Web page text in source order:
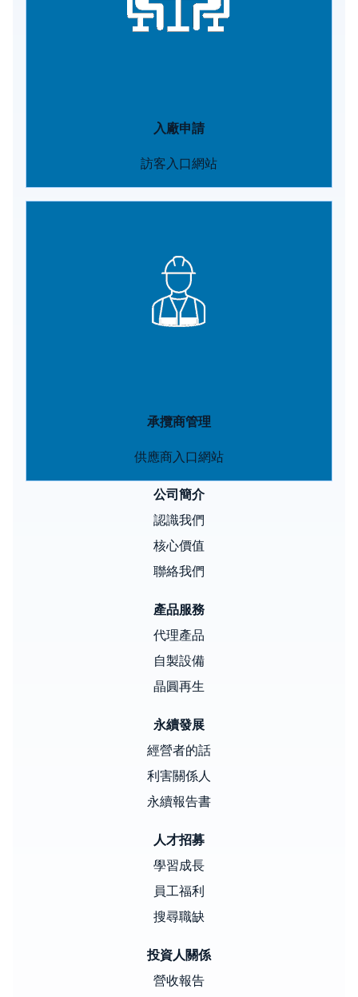
入廠申請
訪客入口網站
承攬商管理
供應商入口網站
公司簡介
認識我們
核心價值
聯絡我們
產品服務
代理產品
自製設備
晶圓再生
永續發展
經營者的話
利害關係人
永續報告書
人才招募
學習成長
員工福利
搜尋職缺
投資人關係
營收報告